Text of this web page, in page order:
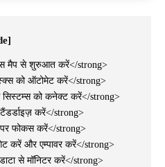
मैप से शुरुआत करें</strong>
को ऑटोमेट करें</strong>
सिस्टम्स को कनेक्ट करें</strong>
करें</strong>
फोकस करें</strong>
करें और एम्पावर करें</strong>
से मॉनिटर करें</strong>